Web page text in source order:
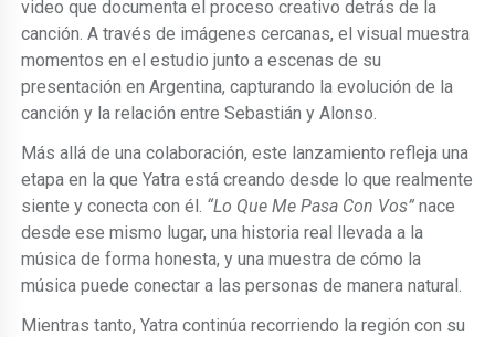
video que documenta el proceso creativo detrás de la
canción. A través de imágenes cercanas, el visual muestra
momentos en el estudio junto a escenas de su
presentación en Argentina, capturando la evolución de la
canción y la relación entre Sebastián y Alonso.
Más allá de una colaboración, este lanzamiento refleja una
etapa en la que Yatra está creando desde lo que realmente
siente y conecta con él. “Lo Que Me Pasa Con Vos” nace
desde ese mismo lugar, una historia real llevada a la
música de forma honesta, y una muestra de cómo la
música puede conectar a las personas de manera natural.
Mientras tanto, Yatra continúa recorriendo la región con su